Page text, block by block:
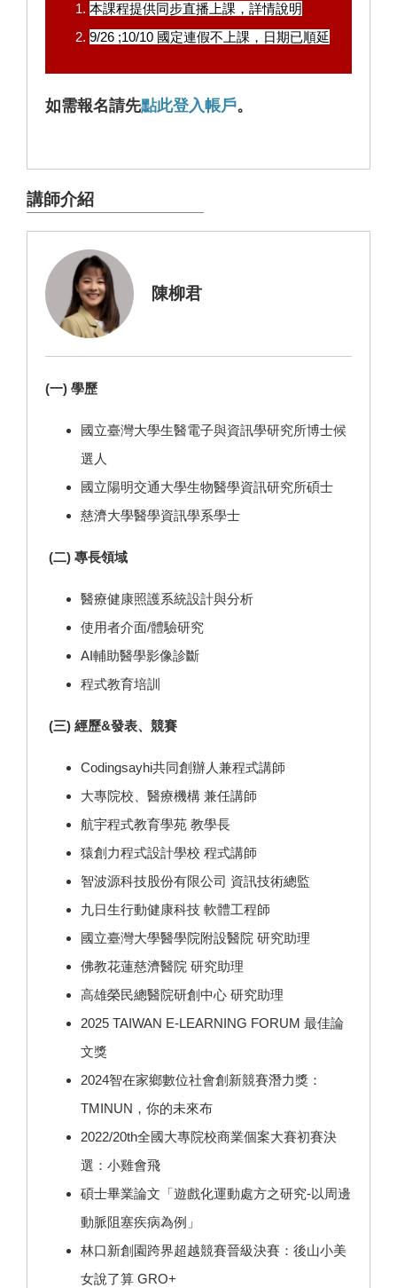
本課程提供同步直播上課， 詳情說明
9/26 ;10/10 國定連假不上課，日期已順延
如需報名請先點此登入帳戶。
講師介紹
陳柳君
(一) 學歷
國立臺灣大學生醫電子與資訊學研究所博士候
選人
國立陽明交通大學生物醫學資訊研究所碩士
慈濟大學醫學資訊學系學士
(二) 專長領域
醫療健康照護系統設計與分析
使用者介面/體驗研究
AI輔助醫學影像診斷
程式教育培訓
(三) 經歷&發表、競賽
Codingsayhi共同創辦人兼程式講師
大專院校、醫療機構 兼任講師
航宇程式教育學苑 教學長
猿創力程式設計學校 程式講師
智波源科技股份有限公司 資訊技術總監
九日生行動健康科技 軟體工程師
國立臺灣大學醫學院附設醫院 研究助理
佛教花蓮慈濟醫院 研究助理
高雄榮民總醫院研創中心 研究助理
2025 TAIWAN E-LEARNING FORUM 最佳論
文獎
2024智在家鄉數位社會創新競賽潛力獎：
TMINUN，你的未來布
2022/20th全國大專院校商業個案大賽初賽決
選：小雞會飛
碩士畢業論文「遊戲化運動處方之研究-以周邊
動脈阻塞疾病為例」
林口新創園跨界超越競賽晉級決賽：後山小美
女說了算 GRO+